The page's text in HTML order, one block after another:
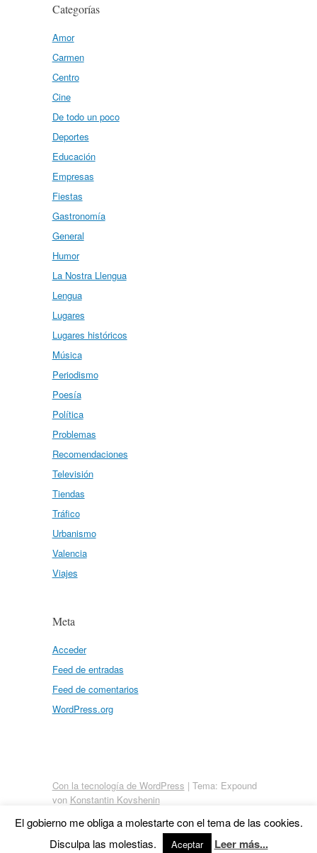
Categorías
Amor
Carmen
Centro
Cine
De todo un poco
Deportes
Educación
Empresas
Fiestas
Gastronomía
General
Humor
La Nostra Llengua
Lengua
Lugares
Lugares históricos
Música
Periodismo
Poesía
Política
Problemas
Recomendaciones
Televisión
Tiendas
Tráfico
Urbanismo
Valencia
Viajes
Meta
Acceder
Feed de entradas
Feed de comentarios
WordPress.org
Con la tecnología de WordPress | Tema: Expound
von Konstantin Kovshenin
El gobierno me obliga a molestarte con el tema de las cookies.
Disculpa las molestias.
Aceptar Leer más...